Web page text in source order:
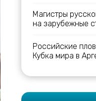
Магистры
на зарубежные
Российские
Кубка мира в